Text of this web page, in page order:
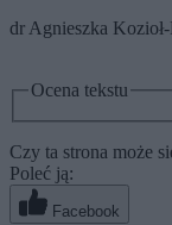
dr Agnieszka
Ocena tekstu
Czy ta strona może
Poleć ją:
Facebook